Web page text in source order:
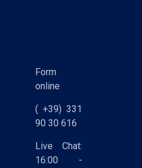
Form
online
( +39) 331
90 30 616
Live Chat:
16:00 -